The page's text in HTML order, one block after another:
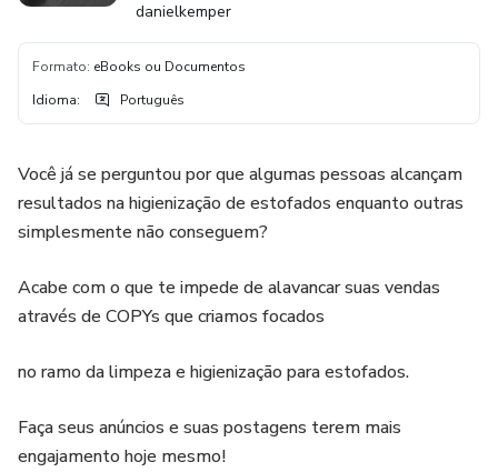
danielkemper
Formato: eBooks ou Documentos
Idioma: Português
Você já se perguntou por que algumas pessoas alcançam
resultados na higienização de estofados enquanto outras
simplesmente não conseguem?
Acabe com o que te impede de alavancar suas vendas
através de COPYs que criamos focados
no ramo da limpeza e higienização para estofados.
Faça seus anúncios e suas postagens terem mais
engajamento hoje mesmo!